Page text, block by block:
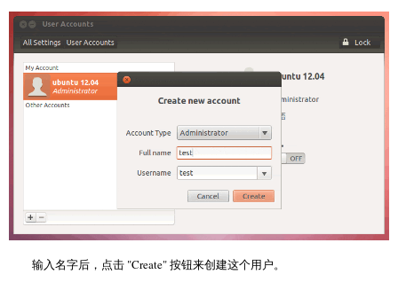
输入名字后，点击 "Create" 按钮来创建这个用户。